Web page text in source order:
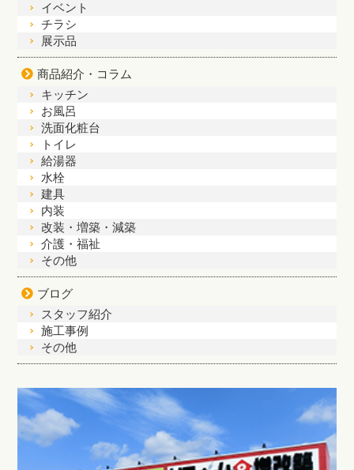
イベント
チラシ
展示品
商品紹介・コラム
キッチン
お風呂
洗面化粧台
トイレ
給湯器
水栓
建具
内装
改装・増築・減築
介護・福祉
その他
ブログ
スタッフ紹介
施工事例
その他